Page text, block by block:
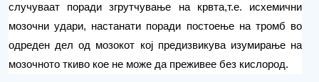
случуваат поради згрутчување на крвта,т.е. исхемични
мозочни удари, настанати поради постоење на тромб во
одреден дел од мозокот кој предизвикува изумирање на
мозочното ткиво кое не може да преживее без кислород.